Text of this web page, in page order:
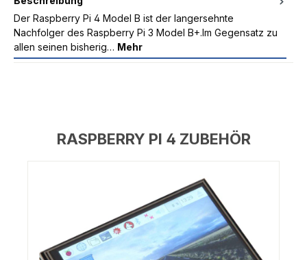
Der Raspberry Pi 4 Model B ist der langersehnte
Nachfolger des Raspberry Pi 3 Model B+.Im Gegensatz zu
allen seinen bisherig… Mehr
RASPBERRY PI 4 ZUBEHÖR